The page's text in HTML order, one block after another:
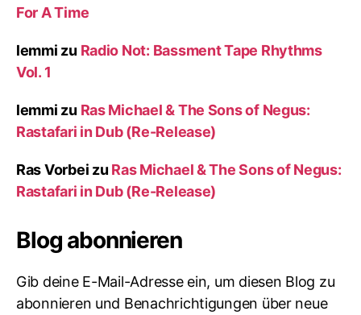
For A Time
lemmi zu Radio Not: Bassment Tape Rhythms
Vol. 1
lemmi zu Ras Michael & The Sons of Negus:
Rastafari in Dub (Re-Release)
Ras Vorbei zu Ras Michael & The Sons of Negus:
Rastafari in Dub (Re-Release)
Blog abonnieren
Gib deine E-Mail-Adresse ein, um diesen Blog zu
abonnieren und Benachrichtigungen über neue